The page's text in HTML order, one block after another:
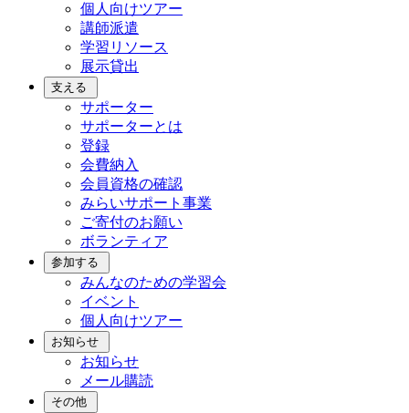
個人向けツアー
講師派遣
学習リソース
展示貸出
支える
サポーター
サポーターとは
登録
会費納入
会員資格の確認
みらいサポート事業
ご寄付のお願い
ボランティア
参加する
みんなのための学習会
イベント
個人向けツアー
お知らせ
お知らせ
メール購読
その他